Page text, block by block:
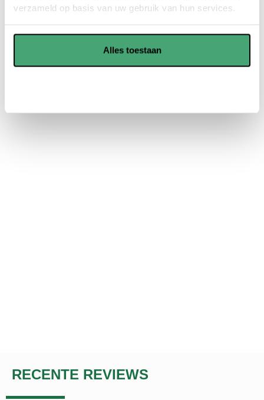
verzameld op basis van uw gebruik van hun services.
Alles toestaan
Offerte aanvragen
RECENTE REVIEWS